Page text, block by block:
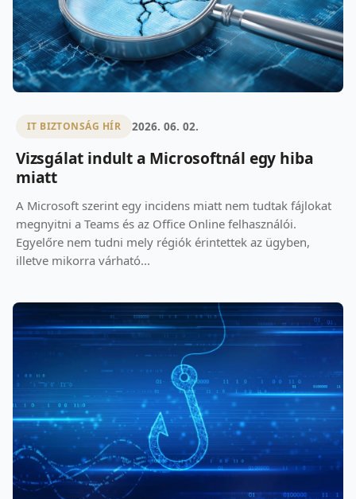
IT BIZTONSÁG HÍR 2026. 06. 02.
Vizsgálat indult a Microsoftnál egy hiba
miatt
A Microsoft szerint egy incidens miatt nem tudtak fájlokat
megnyitni a Teams és az Office Online felhasználói.
Egyelőre nem tudni mely régiók érintettek az ügyben,
illetve mikorra várható...